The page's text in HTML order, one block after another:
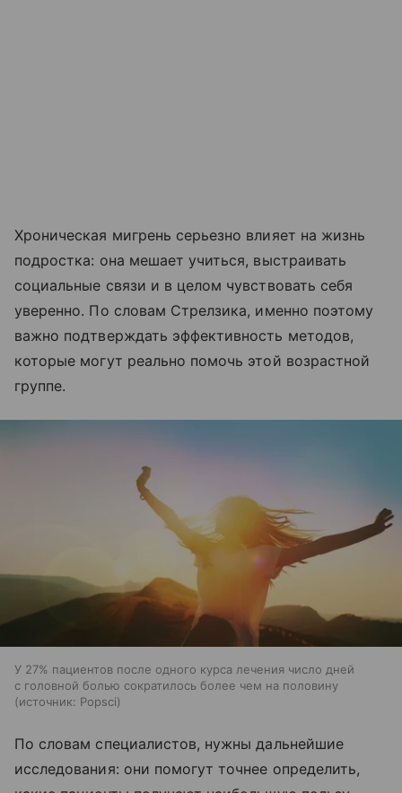
Хроническая мигрень серьезно влияет на жизнь
подростка: она мешает учиться, выстраивать
социальные связи и в целом чувствовать себя
уверенно. По словам Стрелзика, именно поэтому
важно подтверждать эффективность методов,
которые могут реально помочь этой возрастной
группе.
У 27% пациентов после одного курса лечения число дней
с головной болью сократилось более чем на половину
источник: Popsci
По словам специалистов, нужны дальнейшие
исследования: они помогут точнее определить,